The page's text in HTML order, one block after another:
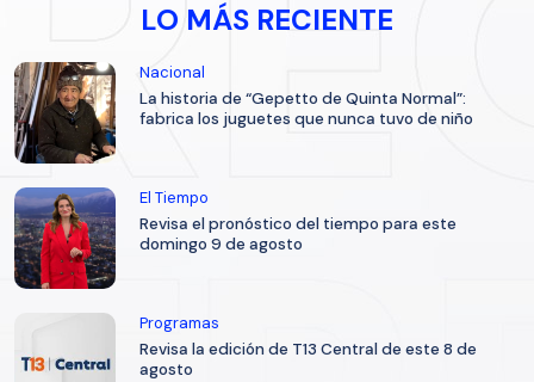
LO MÁS RECIENTE
Nacional
La historia de “Gepetto de Quinta Normal”:
fabrica los juguetes que nunca tuvo de niño
El Tiempo
Revisa el pronóstico del tiempo para este
domingo 9 de agosto
Programas
Revisa la edición de T13 Central de este 8 de
agosto